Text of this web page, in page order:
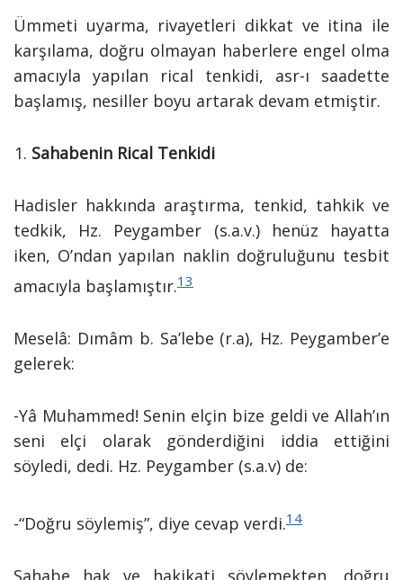
Ümmeti uyarma, rivayetleri dikkat ve itina ile
karşılama, doğru olmayan haberlere engel olma
amacıyla yapılan rical tenkidi, asr-ı saadette
başlamış, nesiller boyu artarak devam etmiştir.
Sahabenin Rical Tenkidi
Hadisler hakkında araştırma, tenkid, tahkik ve
tedkik, Hz. Peygamber (s.a.v.) henüz hayatta
iken, O’ndan yapılan naklin doğruluğunu tesbit
amacıyla başlamıştır.13
Meselâ: Dımâm b. Sa’lebe (r.a), Hz. Peygamber’e
gelerek:
-Yâ Muhammed! Senin elçin bize geldi ve Allah’ın
seni elçi olarak gönderdiğini iddia ettiğini
söyledi, dedi. Hz. Peygamber (s.a.v) de:
-“Doğru söylemiş”, diye cevap verdi.14
Sahabe hak ve hakikati söylemekten, doğru